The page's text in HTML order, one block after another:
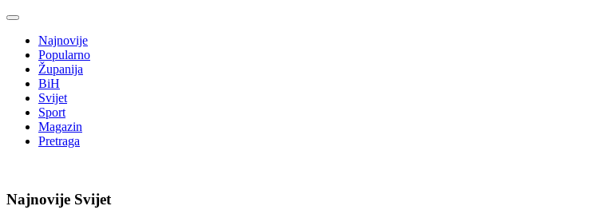
Najnovije
Popularno
Županija
BiH
Svijet
Sport
Magazin
Pretraga
Najnovije Svijet